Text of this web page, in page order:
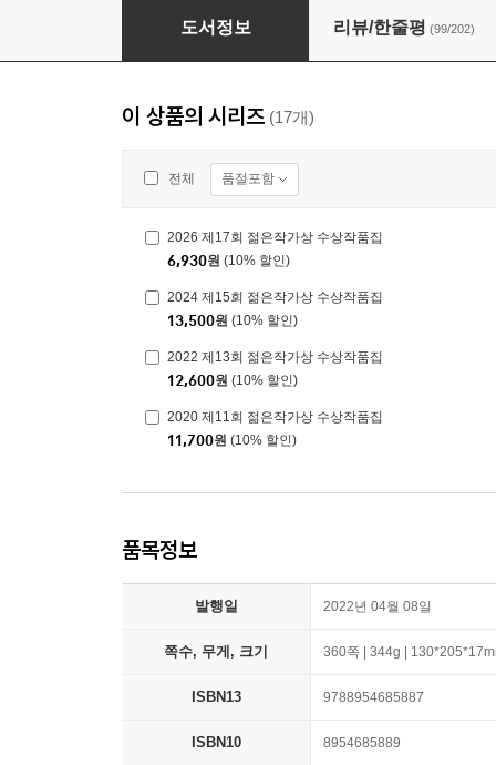
2022 제13회 젊은작가상 수상작품집
도서정보 리뷰/한줄평 (99/202)
이 상품의 시리즈 (17개)
전체 품절포함
2026 제17회 젊은작가상 수상작품집
6,930원 (10% 할인)
2024 제15회 젊은작가상 수상작품집
13,500원 (10% 할인)
2022 제13회 젊은작가상 수상작품집
12,600원 (10% 할인)
2020 제11회 젊은작가상 수상작품집
11,700원 (10% 할인)
품목정보
발행일 2022년 04월 08일
쪽수, 무게, 크기 360쪽 | 344g |
ISBN13 9788954685887
ISBN10 8954685889